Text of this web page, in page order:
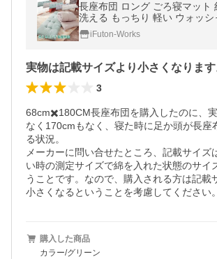
長座布団 ロング ごろ寝マット
洗える もっちり 軽い ウォッシ
い 日本製 ポイント利用 お中元
iFuton-Works
実物は記載サイズより小さくなります
3
68cm✖️180CM長座布団を購入したのに、
なく170cmもなく、寝た時に足か頭が長座
る状況。
メーカーに問い合せたところ、記載サイズ
い時の測定サイズで綿を入れた状態のサイ
うことです。なので、購入される方は記載
小さくなるということを考慮してください。
購入した商品
カラー/グリーン